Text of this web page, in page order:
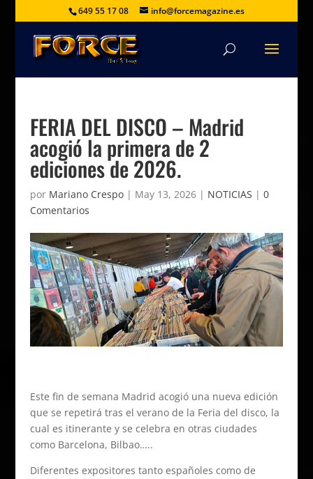
649 55 17 08 info@forcemagazine.es
FERIA DEL DISCO – Madrid
acogió la primera de 2
ediciones de 2026.
por Mariano Crespo| May 13, 2026| NOTICIAS | 0
Comentarios
Este fin de semana Madrid acogió una nueva edición
que se repetirá tras el verano de la Feria del disco, la
cual es itinerante y se celebra en otras ciudades
como Barcelona, Bilbao…..
Diferentes expositores tanto españoles como de